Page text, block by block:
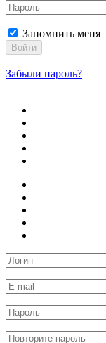
Запомнить меня
Войти
Забыли пароль?